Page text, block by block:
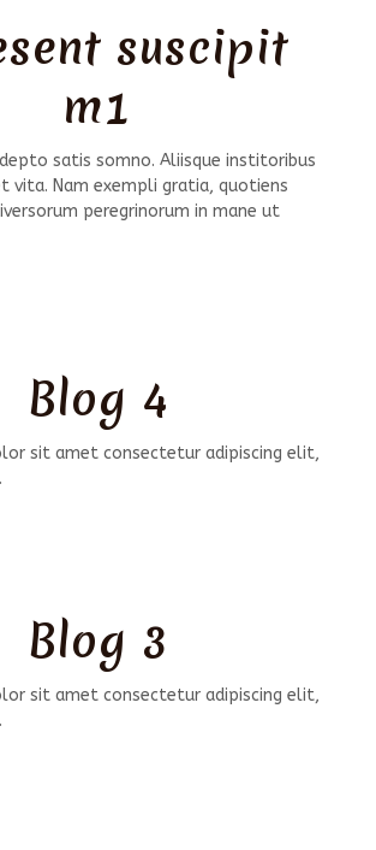
suscipit
m1
satis somno. Aliisque institoribus
vita. Nam exempli gratia, quotiens
peregrinorum in mane ut
Blog 4
sit amet consectetur adipiscing elit,
Blog 3
sit amet consectetur adipiscing elit,